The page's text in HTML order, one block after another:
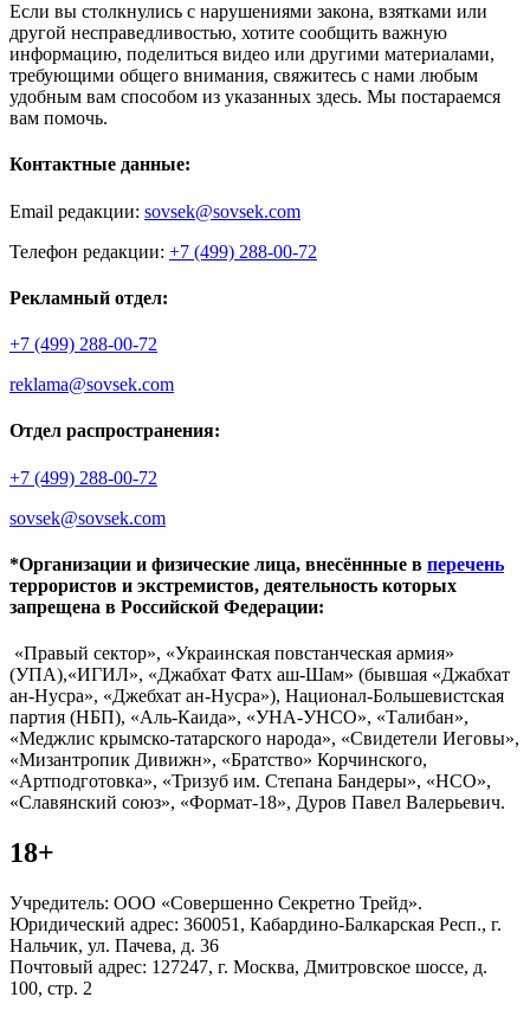
Если вы столкнулись с нарушениями закона, взятками или
другой несправедливостью, хотите сообщить важную
информацию, поделиться видео или другими материалами,
требующими общего внимания, свяжитесь с нами любым
удобным вам способом из указанных здесь. Мы постараемся
вам помочь.
Контактные данные:
Email редакции: sovsek@sovsek.com
Телефон редакции: +7 (499) 288-00-72
Рекламный отдел:
+7 (499) 288-00-72
reklama@sovsek.com
Отдел распространения:
+7 (499) 288-00-72
sovsek@sovsek.com
*Организации и физические лица, внесённные в перечень
террористов и экстремистов, деятельность которых
запрещена в Российской Федерации:
«Правый сектор», «Украинская повстанческая армия»
(УПА),«ИГИЛ», «Джабхат Фатх аш-Шам» (бывшая «Джабхат
ан-Нусра», «Джебхат ан-Нусра»), Национал-Большевистская
партия (НБП), «Аль-Каида», «УНА-УНСО», «Талибан»,
«Меджлис крымско-татарского народа», «Свидетели Иеговы»,
«Мизантропик Дивижн», «Братство» Корчинского,
«Артподготовка», «Тризуб им. Степана Бандеры», «НСО»,
«Славянский союз», «Формат-18», Дуров Павел Валерьевич.
18+
Учредитель: ООО «Совершенно Секретно Трейд».
Юридический адрес: 360051, Кабардино-Балкарская Респ., г.
Нальчик, ул. Пачева, д. 36
Почтовый адрес: 127247, г. Москва, Дмитровское шоссе, д.
100, стр. 2